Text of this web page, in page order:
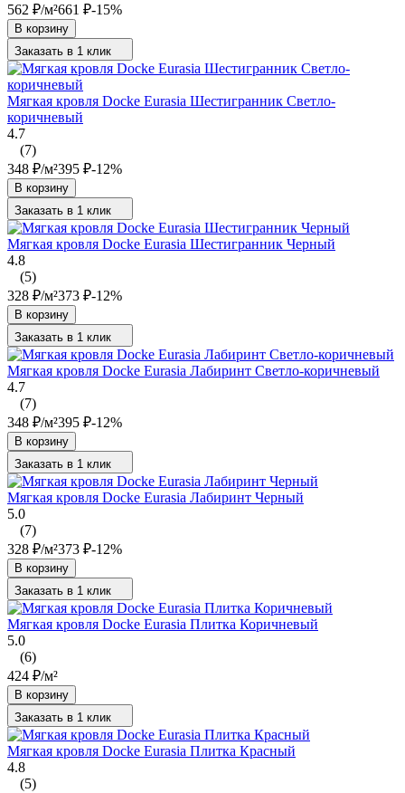
562 ₽/м²661 ₽-15%
В корзину
Заказать в 1 клик
Мягкая кровля Docke Eurasia Шестигранник Светло-
коричневый
4.7
(7)
348 ₽/м²395 ₽-12%
В корзину
Заказать в 1 клик
Мягкая кровля Docke Eurasia Шестигранник Черный
4.8
(5)
328 ₽/м²373 ₽-12%
В корзину
Заказать в 1 клик
Мягкая кровля Docke Eurasia Лабиринт Светло-коричневый
4.7
(7)
348 ₽/м²395 ₽-12%
В корзину
Заказать в 1 клик
Мягкая кровля Docke Eurasia Лабиринт Черный
5.0
(7)
328 ₽/м²373 ₽-12%
В корзину
Заказать в 1 клик
Мягкая кровля Docke Eurasia Плитка Коричневый
5.0
(6)
424 ₽/м²
В корзину
Заказать в 1 клик
Мягкая кровля Docke Eurasia Плитка Красный
4.8
(5)